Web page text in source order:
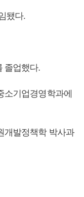
됐다.
졸업했다.
소기업경영학과에
개발정책학 박사과